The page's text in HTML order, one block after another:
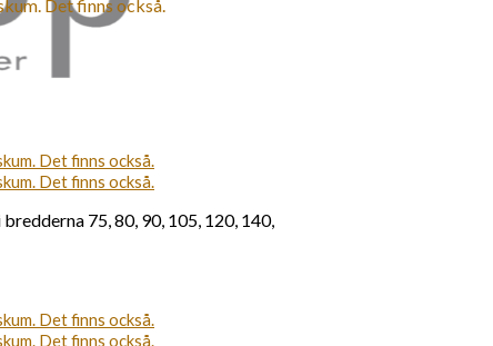
75, 80, 90, 105, 120, 140,